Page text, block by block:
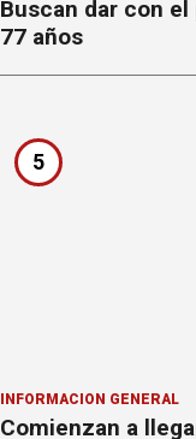
Buscan dar con
77 años
5
INFORMACION GENERAL
Comienzan a